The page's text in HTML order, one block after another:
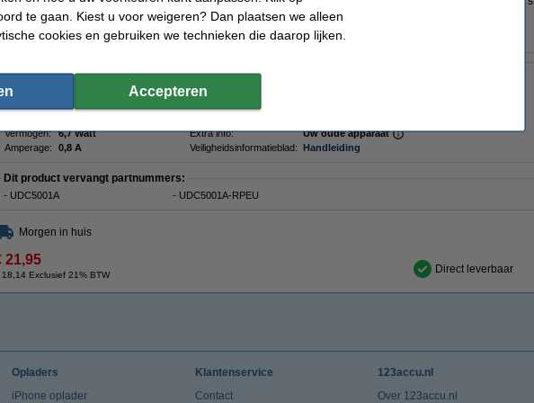
herkennen.
Oplader wordt geleverd inclusief een 12 volt aansluiting zodat de lader ook in de auto gebruikt kan worden.
Model:
Maximaal voltage:
Type:
🔌Lader
Vermogen:
6,7 Watt Extra info:
Uw oude apparaat
Amperage:
0,8 A Veiligheidsinformatieblad: Handleiding
Dit product vervangt partnummers:
- UDC5001A - UDC5001A-RPEU
Morgen in huis
21,95
18,14 Exclusief 21% BTW Direct leverbaar
Opladers
iPhone oplader
Klantenservice
Contact
123accu.nl
Over 123accu.nl
te gaan. Kiest u voor weigeren? Dan plaatsen we alleen
cookies en gebruiken we technieken die daarop lijken.
Accepteren